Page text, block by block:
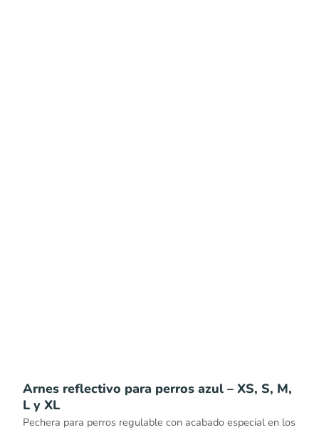
Arnes reflectivo para perros azul – XS, S, M,
L y XL
Pechera para perros regulable con acabado especial en los